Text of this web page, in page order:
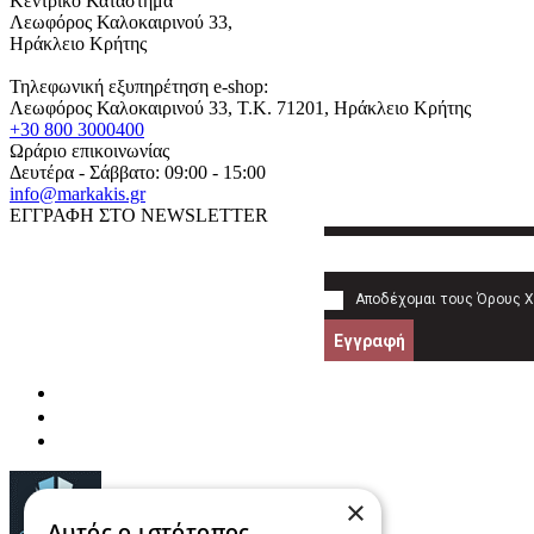
Λεωφόρος Καλοκαιρινού 33,
Ηράκλειο Κρήτης
Τηλεφωνική εξυπηρέτηση e-shop:
Λεωφόρος Καλοκαιρινού 33, T.K. 71201, Ηράκλειο Κρήτης
+30 800 3000400
Ωράριο επικοινωνίας
Δευτέρα - Σάββατο: 09:00 - 15:00
info@markakis.gr
ΕΓΓΡΑΦΗ ΣΤΟ NEWSLETTER
Αποδέχομαι τους Όρους
Εγγραφή
×